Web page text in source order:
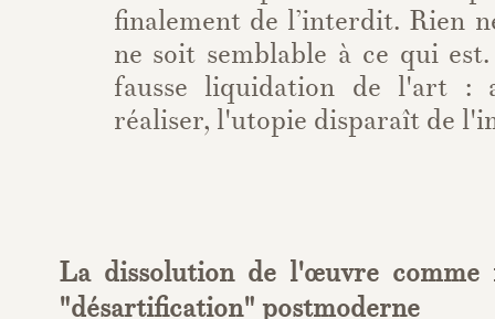
finalement de l’interdit. Rien
ne soit semblable à ce qui
fausse liquidation de l'art :
réaliser, l'utopie disparaît de
La dissolution de l'œuvre comme
"désartification" postmoderne